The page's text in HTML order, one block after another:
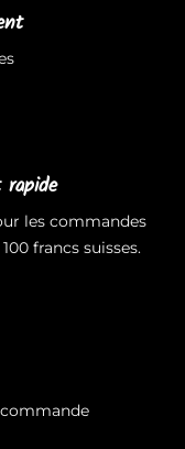
les commandes
francs suisses.